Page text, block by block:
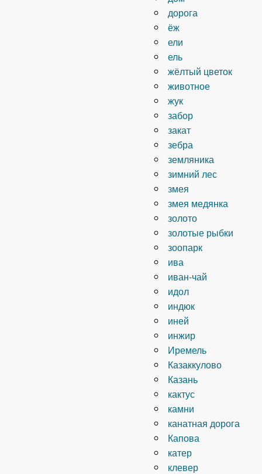
дорога
ёж
ели
ель
жёлтый цветок
животное
жук
забор
закат
зебра
земляника
зимний лес
змея
змея медянка
золото
золотые рыбки
зоопарк
ива
иван-чай
идол
индюк
иней
инжир
Иремель
Казаккулово
Казань
кактус
камни
канатная дорога
Капова
катер
клевер